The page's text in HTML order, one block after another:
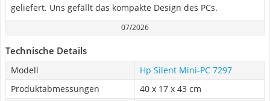
geliefert. Uns gefällt das kompakte Design des PCs.
07/2026
Technische Details
Modell
Hp Silent Mini-PC 7297
Produktabmessungen
‎40 x 17 x 43 cm